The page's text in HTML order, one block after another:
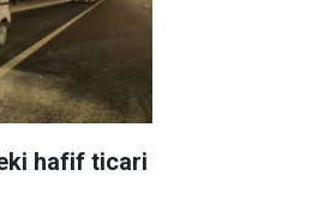
hafif ticari